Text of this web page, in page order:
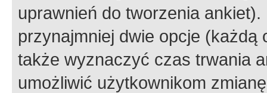
uprawnień do tworzenia
przynajmniej dwie opcje
także wyznaczyć czas trwania
umożliwić użytkownikom